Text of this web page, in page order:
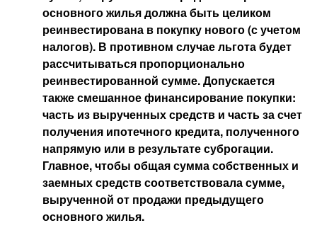
основного жилья должна быть целиком
реинвестирована в покупку нового (с учетом
налогов). В противном случае льгота будет
рассчитываться пропорционально
реинвестированной сумме. Допускается
также смешанное финансирование покупки:
часть из вырученных средств и часть за счет
получения ипотечного кредита, полученного
напрямую или в результате суброгации.
Главное, чтобы общая сумма собственных и
заемных средств соответствовала сумме,
вырученной от продажи предыдущего
основного жилья.